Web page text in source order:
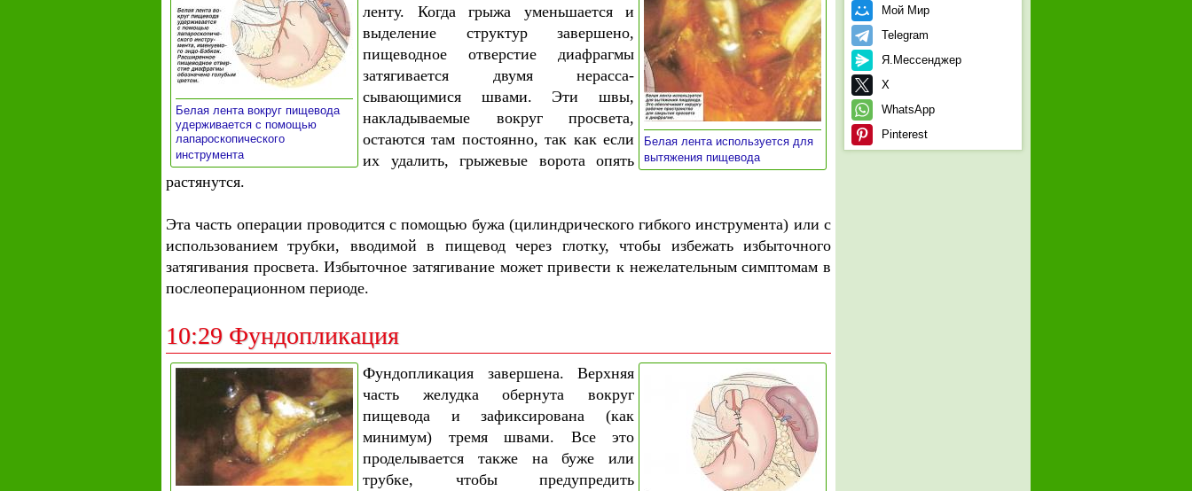
Белая лента вокруг пищевода
удерживается с помощью
лапароскопического
инструмента
Белая лента используется для
вытяжения пищевода
ленту. Когда грыжа уменьшается и
выделение структур завершено,
пищеводное отверстие диафрагмы
затягивается двумя нерасса-
сывающимися швами. Эти швы,
накладываемые вокруг просвета,
остаются там постоянно, так как если
их удалить, грыжевые ворота опять
растянутся.
Эта часть операции проводится с помощью бужа (цилиндрического гибкого инструмента) или с
использованием трубки, вводимой в пищевод через глотку, чтобы избежать избыточного
затягивания просвета. Избыточное затягивание может привести к нежелательным симптомам в
послеоперационном периоде.
10:29 Фундопликация
Фундопликация завершена. Верхняя
часть желудка обернута вокруг
пищевода и зафиксирована (как
минимум) тремя швами. Все это
проделывается также на буже или
трубке, чтобы предупредить
Мой Мир
Telegram
Я.Мессенджер
X
WhatsApp
Pinterest